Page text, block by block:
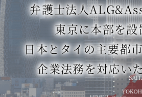
弁護士法人
東京に本部を設
日本とタイの主要都
企業法務を対応い